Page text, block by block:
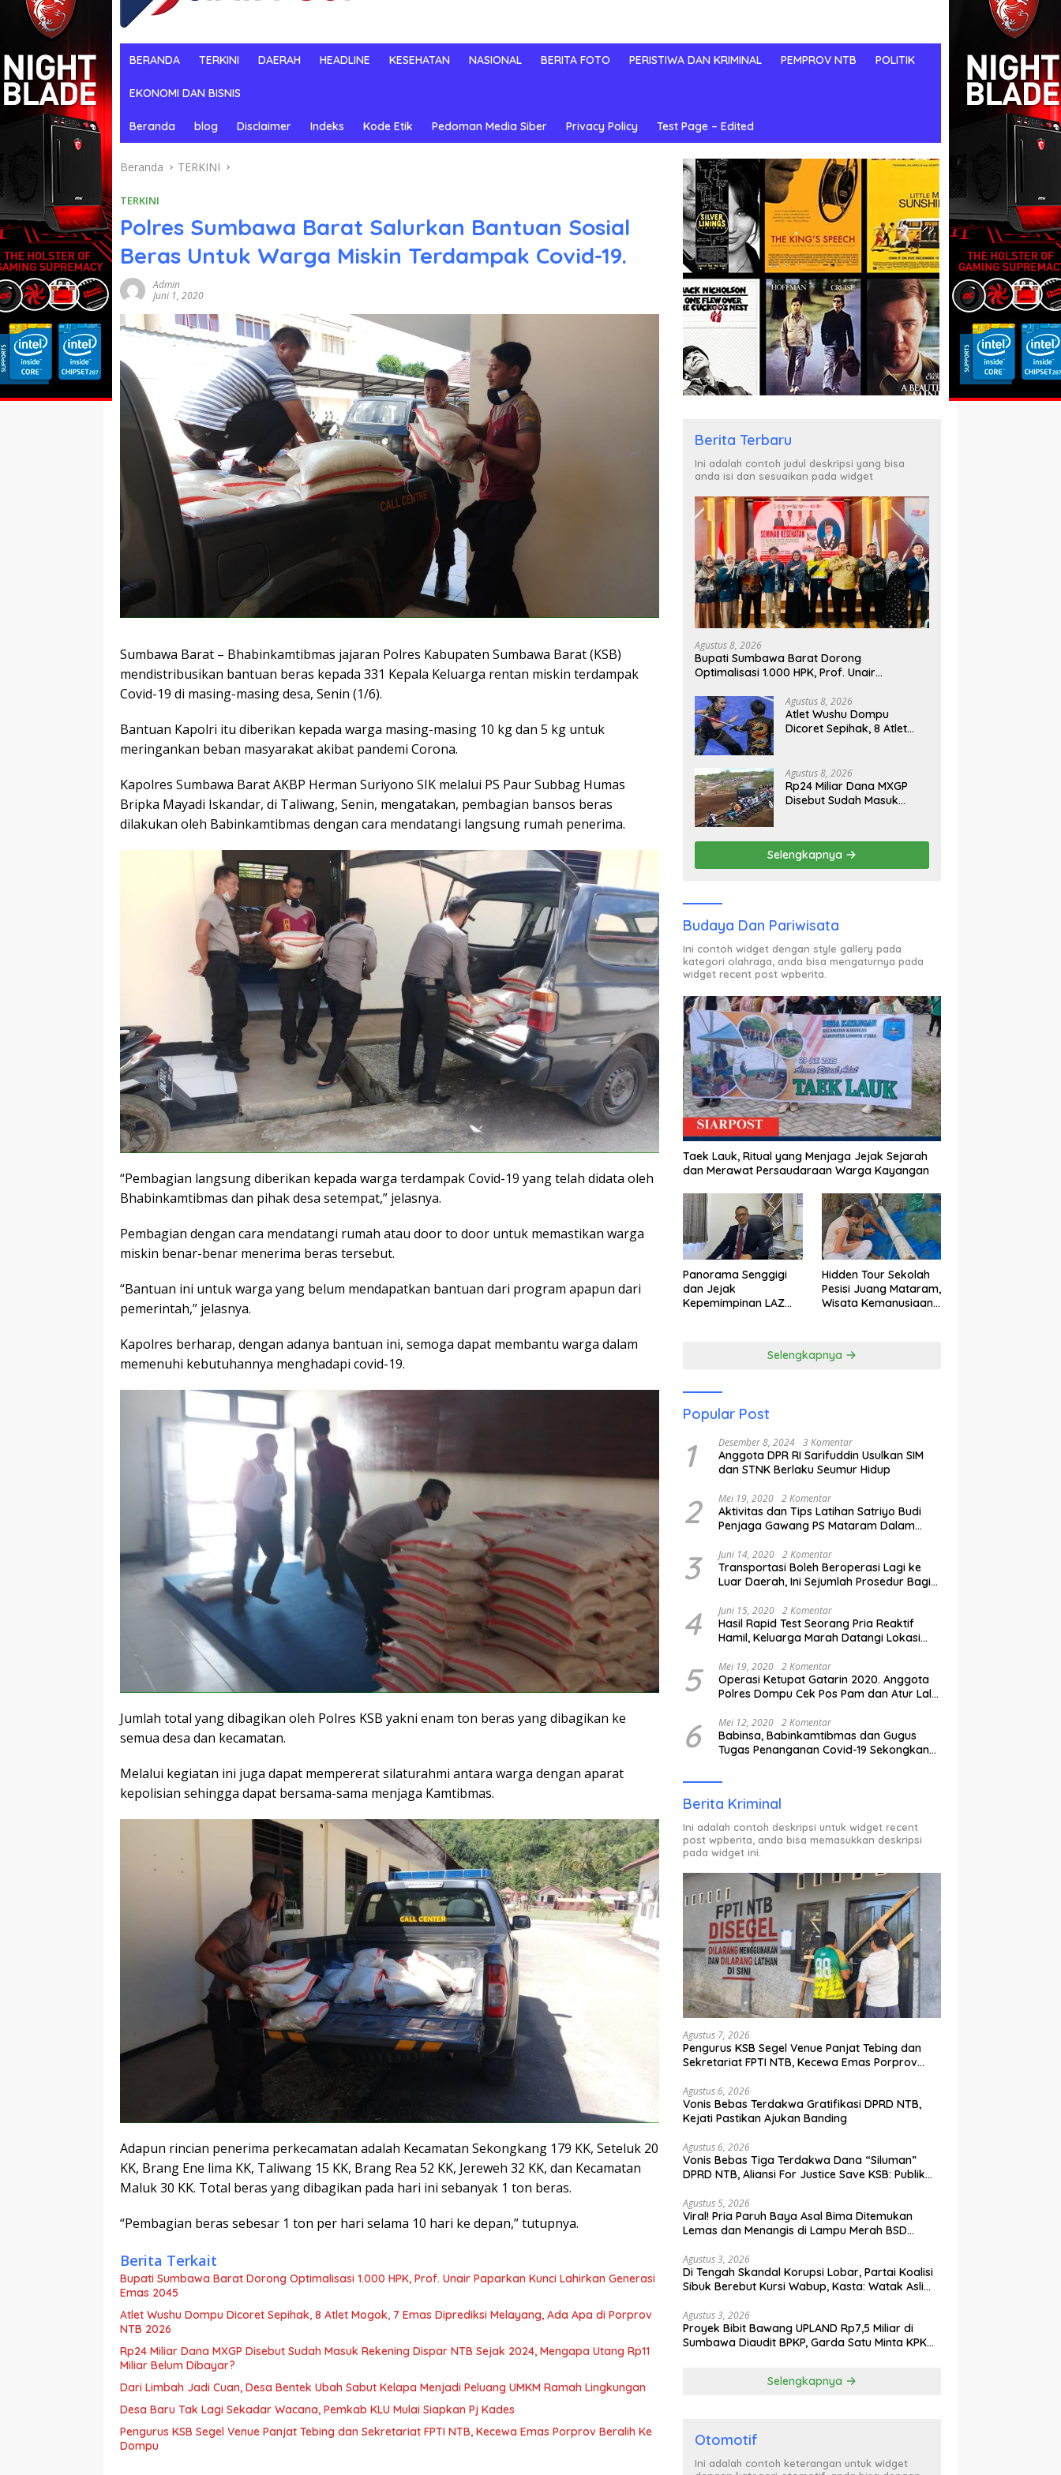
BERANDA TERKINI DAERAH HEADLINE KESEHATAN NASIONAL BERITA FOTO PERISTIWA DAN KRIMINAL PEMPROV NTB POLITIK
EKONOMI DAN BISNIS
Beranda blog Disclaimer Indeks Kode Etik Pedoman Media Siber Privacy Policy Test Page – Edited
Beranda TERKINI
TERKINI
Polres Sumbawa Barat Salurkan Bantuan Sosial
Beras Untuk Warga Miskin Terdampak Covid-19.
Admin
Juni 1, 2020
Sumbawa Barat – Bhabinkamtibmas jajaran Polres Kabupaten Sumbawa Barat (KSB)
mendistribusikan bantuan beras kepada 331 Kepala Keluarga rentan miskin terdampak
Covid-19 di masing-masing desa, Senin (1/6).
Bantuan Kapolri itu diberikan kepada warga masing-masing 10 kg dan 5 kg untuk
meringankan beban masyarakat akibat pandemi Corona.
Kapolres Sumbawa Barat AKBP Herman Suriyono SIK melalui PS Paur Subbag Humas
Bripka Mayadi Iskandar, di Taliwang, Senin, mengatakan, pembagian bansos beras
dilakukan oleh Babinkamtibmas dengan cara mendatangi langsung rumah penerima.
“Pembagian langsung diberikan kepada warga terdampak Covid-19 yang telah didata oleh
Bhabinkamtibmas dan pihak desa setempat,” jelasnya.
Pembagian dengan cara mendatangi rumah atau door to door untuk memastikan warga
miskin benar-benar menerima beras tersebut.
“Bantuan ini untuk warga yang belum mendapatkan bantuan dari program apapun dari
pemerintah,” jelasnya.
Kapolres berharap, dengan adanya bantuan ini, semoga dapat membantu warga dalam
memenuhi kebutuhannya menghadapi covid-19.
Jumlah total yang dibagikan oleh Polres KSB yakni enam ton beras yang dibagikan ke
semua desa dan kecamatan.
Melalui kegiatan ini juga dapat mempererat silaturahmi antara warga dengan aparat
kepolisian sehingga dapat bersama-sama menjaga Kamtibmas.
Adapun rincian penerima perkecamatan adalah Kecamatan Sekongkang 179 KK, Seteluk 20
KK, Brang Ene lima KK, Taliwang 15 KK, Brang Rea 52 KK, Jereweh 32 KK, dan Kecamatan
Maluk 30 KK. Total beras yang dibagikan pada hari ini sebanyak 1 ton beras.
“Pembagian beras sebesar 1 ton per hari selama 10 hari ke depan,” tutupnya.
Berita Terkait
Bupati Sumbawa Barat Dorong Optimalisasi 1.000 HPK, Prof. Unair Paparkan Kunci Lahirkan Generasi
Emas 2045
Atlet Wushu Dompu Dicoret Sepihak, 8 Atlet Mogok, 7 Emas Diprediksi Melayang, Ada Apa di Porprov
NTB 2026
Rp24 Miliar Dana MXGP Disebut Sudah Masuk Rekening Dispar NTB Sejak 2024, Mengapa Utang Rp11
Miliar Belum Dibayar?
Dari Limbah Jadi Cuan, Desa Bentek Ubah Sabut Kelapa Menjadi Peluang UMKM Ramah Lingkungan
Desa Baru Tak Lagi Sekadar Wacana, Pemkab KLU Mulai Siapkan Pj Kades
Pengurus KSB Segel Venue Panjat Tebing dan Sekretariat FPTI NTB, Kecewa Emas Porprov Beralih Ke
Dompu
Berita Terbaru
Ini adalah contoh judul deskripsi yang bisa
anda isi dan sesuaikan pada widget
Agustus 8, 2026
Bupati Sumbawa Barat Dorong
Optimalisasi 1.000 HPK, Prof. Unair
2045
Agustus 8, 2026
Atlet Wushu Dompu
Dicoret Sepihak, 8 Atlet
Porprov NTB 2026
Agustus 8, 2026
Rp24 Miliar Dana MXGP
Disebut Sudah Masuk
Utang Rp11 Miliar Belum
Dibayar?
Selengkapnya
Budaya Dan Pariwisata
Ini contoh widget dengan style gallery pada
kategori olahraga, anda bisa mengaturnya pada
widget recent post wpberita.
Taek Lauk, Ritual yang Menjaga Jejak Sejarah
dan Merawat Persaudaraan Warga Kayangan
Panorama Senggigi
dan Jejak
Kepemimpinan LAZ
Hidden Tour Sekolah
Pesisi Juang Mataram,
Wisata Kemanusiaan
Selengkapnya
Popular Post
1 Desember 8, 2024 3 Komentar
Anggota DPR RI Sarifuddin Usulkan SIM
dan STNK Berlaku Seumur Hidup
2 Mei 19, 2020 2 Komentar
Aktivitas dan Tips Latihan Satriyo Budi
Penjaga Gawang PS Mataram Dalam
3 Juni 14, 2020 2 Komentar
Transportasi Boleh Beroperasi Lagi ke
Luar Daerah, Ini Sejumlah Prosedur Bagi
4 Juni 15, 2020 2 Komentar
Hasil Rapid Test Seorang Pria Reaktif
Hamil, Keluarga Marah Datangi Lokasi
5 Mei 19, 2020 2 Komentar
Operasi Ketupat Gatarin 2020. Anggota
Polres Dompu Cek Pos Pam dan Atur Lalu
6 Mei 12, 2020 2 Komentar
Babinsa, Babinkamtibmas dan Gugus
Tugas Penanganan Covid-19 Sekongkang
ODP.
Berita Kriminal
Ini adalah contoh deskripsi untuk widget recent
post wpberita, anda bisa memasukkan deskripsi
pada widget ini.
Agustus 7, 2026
Pengurus KSB Segel Venue Panjat Tebing dan
Sekretariat FPTI NTB, Kecewa Emas Porprov
Agustus 6, 2026
Vonis Bebas Terdakwa Gratifikasi DPRD NTB,
Kejati Pastikan Ajukan Banding
Agustus 6, 2026
Vonis Bebas Tiga Terdakwa Dana “Siluman”
DPRD NTB, Aliansi For Justice Save KSB: Publik
Agustus 5, 2026
Viral! Pria Paruh Baya Asal Bima Ditemukan
Lemas dan Menangis di Lampu Merah BSD
Agustus 3, 2026
Di Tengah Skandal Korupsi Lobar, Partai Koalisi
Sibuk Berebut Kursi Wabup, Kasta: Watak Asli
Agustus 3, 2026
Proyek Bibit Bawang UPLAND Rp7,5 Miliar di
Sumbawa Diaudit BPKP, Garda Satu Minta KPK
Selengkapnya
Otomotif
Ini adalah contoh keterangan untuk widget